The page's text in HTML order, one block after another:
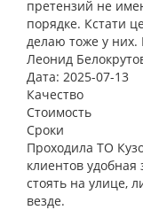
претензий не
порядке. Кстати
делаю тоже у них.
Леонид
Дата: 2025-07-13
Качество
Стоимость
Сроки
Проходила ТО
клиентов
стоять на улице,
везде.